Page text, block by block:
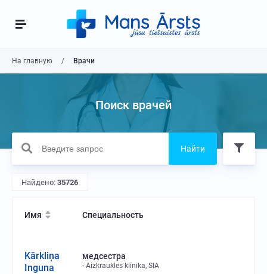
На главную Врачи
Поиск врачей
Найти
Найдено: 35726
Имя Специальность
Kārkliņa
Inguna
медсестра
Aizkraukles klīnika, SIA